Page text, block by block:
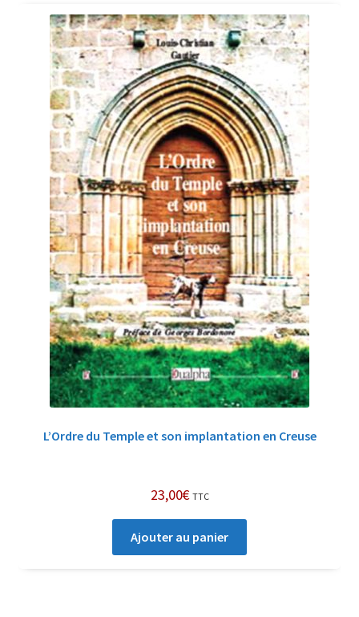
L’Ordre du Temple et son implantation en Creuse
23,00€ TTC
Ajouter au panier